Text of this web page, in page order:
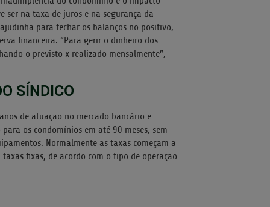
ser na taxa de juros e na segurança da
para fechar os balanços no positivo,
financeira. “Para gerir o dinheiro dos
o previsto x realizado mensalmente”,
SÍNDICO
de atuação no mercado bancário e
os condomínios em até 90 meses, sem
Normalmente as taxas começam a
fixas, de acordo com o tipo de operação